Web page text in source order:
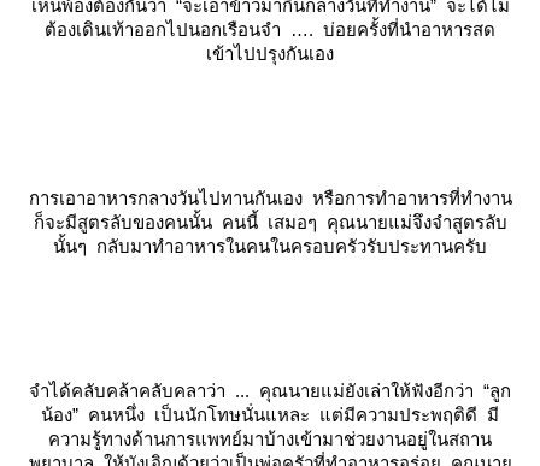
เห็นพ้องต้องกันว่า “จะเอาข้าวมากินกลางวันที่ทำงาน” จะได้ไม่
ต้องเดินเท้าออกไปนอกเรือนจำ …. บ่อยครั้งที่นำอาหารสด
เข้าไปปรุงกันเอง
การเอาอาหารกลางวันไปทานกันเอง หรือการทำอาหารที่ทำงาน
ก็จะมีสูตรลับของคนนั้น คนนี้ เสมอๆ คุณนายแม่จึงจำสูตรลับ
นั้นๆ กลับมาทำอาหารในคนในครอบครัวรับประทานครับ
จำได้คลับคล้าคลับคลาว่า ... คุณนายแม่ยังเล่าให้ฟังอีกว่า “ลูก
น้อง” คนหนึ่ง เป็นนักโทษนั่นแหละ แต่มีความประพฤติดี มี
ความรู้ทางด้านการแพทย์มาบ้างเข้ามาช่วยงานอยู่ในสถาน